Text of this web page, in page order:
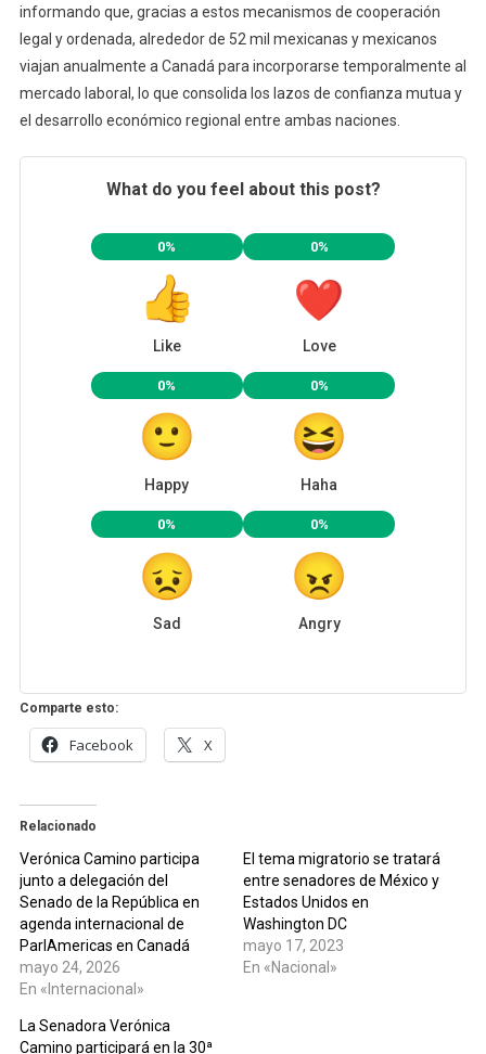
informando que, gracias a estos mecanismos de cooperación
legal y ordenada, alrededor de 52 mil mexicanas y mexicanos
viajan anualmente a Canadá para incorporarse temporalmente al
mercado laboral, lo que consolida los lazos de confianza mutua y
el desarrollo económico regional entre ambas naciones.
What do you feel about this post?
0%
Like
0%
Love
0%
Happy
0%
Haha
0%
Sad
0%
Angry
Comparte esto:
Facebook X
Relacionado
Verónica Camino participa
junto a delegación del
Senado de la República en
agenda internacional de
ParlAmericas en Canadá
mayo 24, 2026
En «Internacional»
El tema migratorio se tratará
entre senadores de México y
Estados Unidos en
Washington DC
mayo 17, 2023
En «Nacional»
La Senadora Verónica
Camino participará en la 30ª